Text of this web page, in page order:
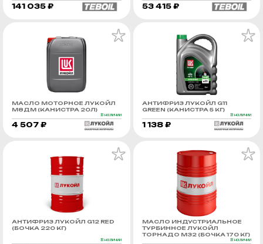
141 035 ₽ 53 415 ₽
МАСЛО МОТОРНОЕ ЛУКОЙЛ
М8ДМ (КАНИСТРА 20Л)
В наличии
4 507 ₽
АНТИФРИЗ ЛУКОЙЛ G11
GREEN (КАНИСТРА 5 КГ)
В наличии
1 138 ₽
АНТИФРИЗ ЛУКОЙЛ G12 RED
(БОЧКА 220 КГ)
В наличии
МАСЛО ИНДУСТРИАЛЬНОЕ
ТУРБИННОЕ ЛУКОЙЛ
ТОРНАДО М32 (БОЧКА 170 КГ)
В наличии